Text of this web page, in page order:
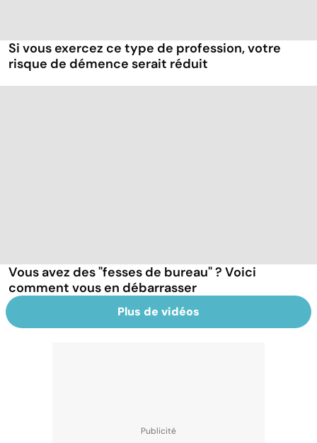
Si vous exercez ce type de profession, votre
risque de démence serait réduit
Vous avez des "fesses de bureau" ? Voici
comment vous en débarrasser
Plus de vidéos